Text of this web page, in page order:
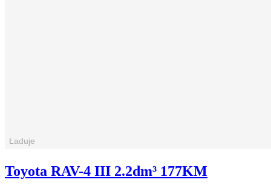
Toyota RAV-4 III 2.2dm³ 177KM